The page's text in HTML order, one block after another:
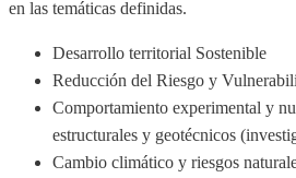
en las temáticas definidas.
Desarrollo territorial Sostenible
Reducción del Riesgo y
Comportamiento experimental y
estructurales y geotécnicos
Cambio climático y riesgos